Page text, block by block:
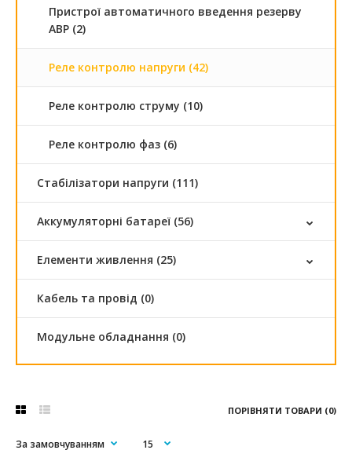
Пристрої автоматичного введення резерву
АВР (2)
Реле контролю напруги (42)
Реле контролю струму (10)
Реле контролю фаз (6)
Стабілізатори напруги (111)
Аккумуляторні батареї (56)
Елементи живлення (25)
Кабель та провід (0)
Модульне обладнання (0)
ПОРІВНЯТИ ТОВАРИ (0)